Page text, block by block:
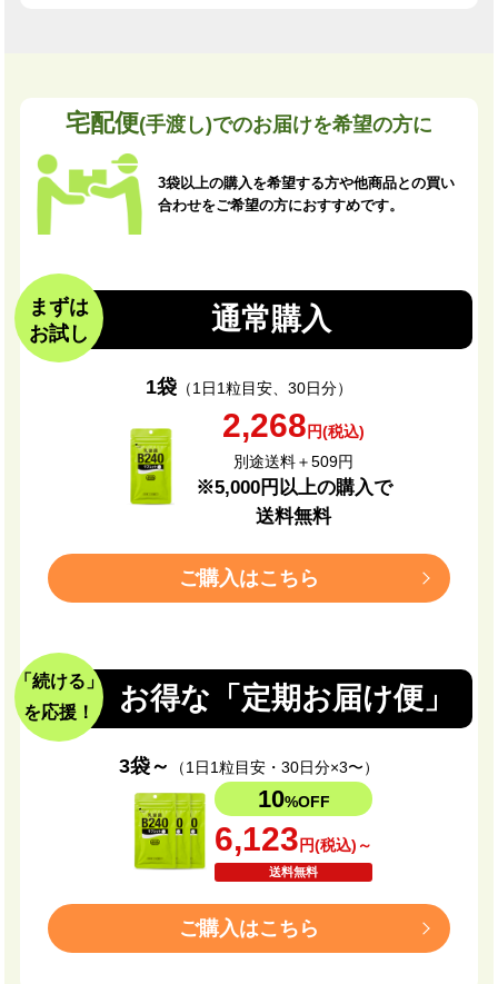
宅配便(手渡し)でのお届けを希望の方に
3袋以上の購入を希望する方や他商品との買い
合わせをご希望の方におすすめです。
通常購入
まずは
お試し
1袋 （1日1粒目安、30日分）
2,268 円(税込)
別途送料＋509円
※5,000円以上の購入で
送料無料
ご購入はこちら
お得な「定期お届け便」
「続ける」
を応援！
3袋～ （1日1粒目安・30日分×3〜）
10%OFF
6,123 円(税込)～
送料無料
ご購入はこちら